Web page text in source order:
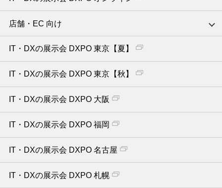
店舗・EC 向け
IT・DXの展示会 DXPO 東京【夏】
IT・DXの展示会 DXPO 東京【秋】
IT・DXの展示会 DXPO 大阪
IT・DXの展示会 DXPO 福岡
IT・DXの展示会 DXPO 名古屋
IT・DXの展示会 DXPO 札幌